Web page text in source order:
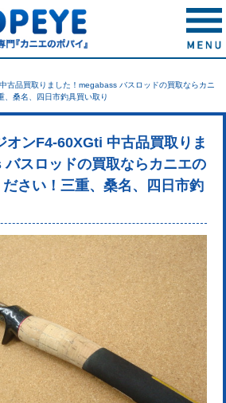
古品買取りました！megabass バスロッドの買取ならカニ
、桑名、四日市釣具買い取り
オンF4-60XGti 中古品買取りま
スロッドの買取ならカニエの
さい！三重、桑名、四日市釣